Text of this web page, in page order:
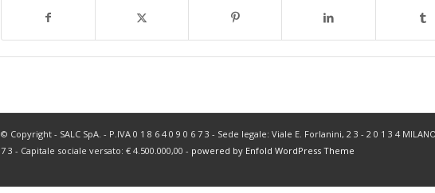
© Copyright - SALC SpA. - P.IVA 0 1 8 6 4 0 9 0 6 7 3 - Sede legale: Viale E. Forlanini, 2 3 - 2 0 1 3 4
7 3 - Capitale sociale versato: € 4.500.000,00 - powered by Enfold WordPress Theme